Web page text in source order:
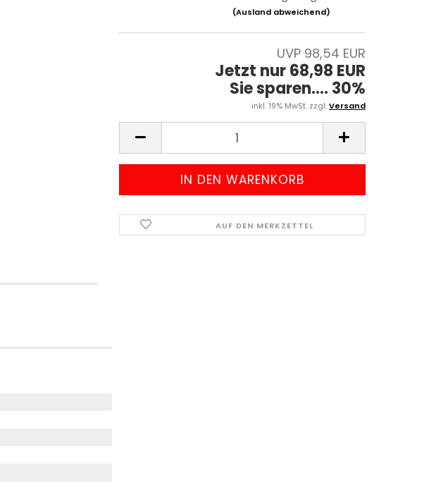
(Ausland abweichend)
UVP 98,54 EUR
Jetzt nur 68,98 EUR
Sie sparen.... 30%
inkl. 19% MwSt. zzgl.Versand
AUF DEN MERKZETTEL